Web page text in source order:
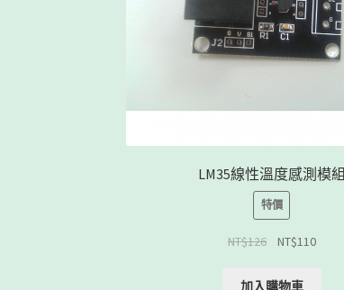
LM35線性溫度感測模組
特價
NT$126 NT$110
加入購物車